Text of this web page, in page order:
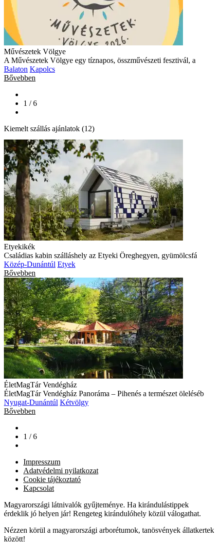
Művészetek Völgye
A Művészetek Völgye egy tíznapos, összművészeti fesztivál, a
Balaton Kapolcs
Bővebben
1 / 6
Kiemelt szállás ajánlatok (12)
Etyekikék
Családias kabin szálláshely az Etyeki Öreghegyen, gyümölcsfá
Közép-Dunántúl Etyek
Bővebben
ÉletMagTár Vendégház
ÉletMagTár Vendégház Panoráma – Pihenés a természet öleléséb
Nyugat-Dunántúl Kétvölgy
Bővebben
1 / 6
Impresszum
Adatvédelmi nyilatkozat
Cookie tájékoztató
Kapcsolat
Magyarországi látnivalók gyűjteménye. Ha kirándulástippek
érdeklik jó helyen jár! Rengeteg kirándulóhely közül válogathat.
Nézzen körül a magyarországi arborétumok, tanösvények állatkertek
között!